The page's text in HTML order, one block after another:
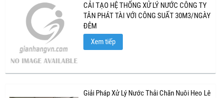
CẢI TẠO HỆ THỐNG XỬ LÝ NƯỚC CÔNG TY
TÂN PHÁT TÀI VỚI CÔNG SUẤT 30M3/NGÀY
ĐÊM
Xem tiếp
Giải Pháp Xử Lý Nước Thải Chăn Nuôi Heo Lê